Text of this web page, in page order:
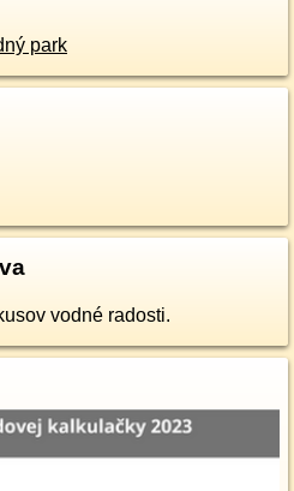
park
vodné radosti.